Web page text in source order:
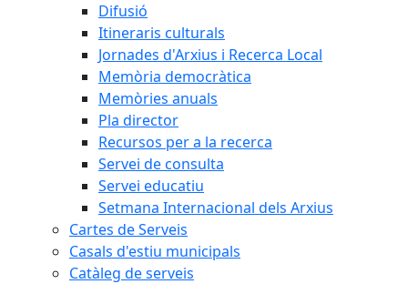
Difusió
Itineraris culturals
Jornades d'Arxius i Recerca Local
Memòria democràtica
Memòries anuals
Pla director
Recursos per a la recerca
Servei de consulta
Servei educatiu
Setmana Internacional dels Arxius
Cartes de Serveis
Casals d'estiu municipals
Catàleg de serveis